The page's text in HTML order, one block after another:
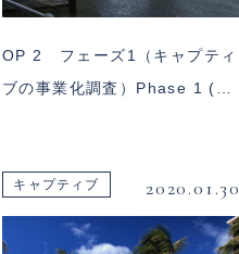
OP 2 フェーズ1（キャプティ
ブの事業化調査）Phase 1 (…
キャプティブ 2020.01.30